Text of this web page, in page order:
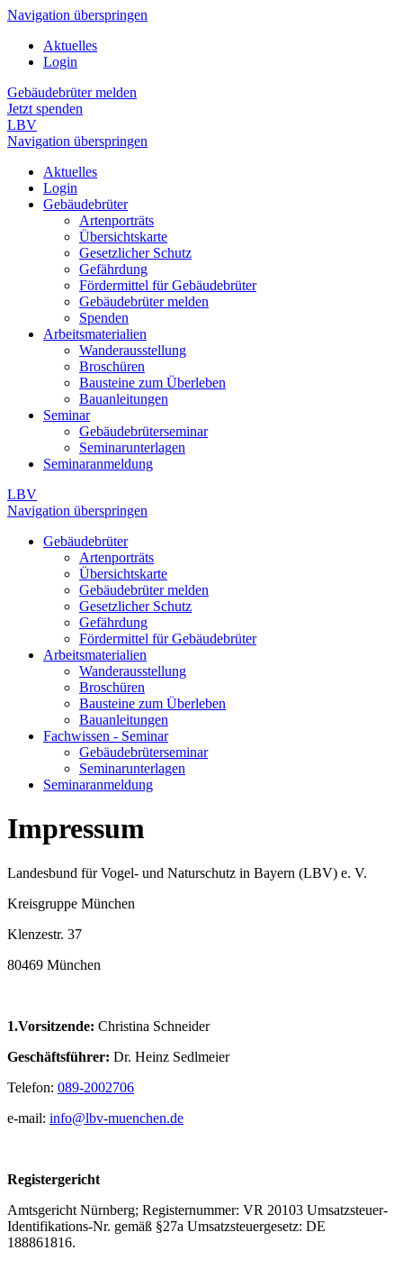
Navigation überspringen
Aktuelles
Login
Gebäudebrüter melden
Jetzt spenden
LBV
Navigation überspringen
Aktuelles
Login
Gebäudebrüter
Artenporträts
Übersichtskarte
Gesetzlicher Schutz
Gefährdung
Fördermittel für Gebäudebrüter
Gebäudebrüter melden
Spenden
Arbeitsmaterialien
Wanderausstellung
Broschüren
Bausteine zum Überleben
Bauanleitungen
Seminar
Gebäudebrüterseminar
Seminarunterlagen
Seminaranmeldung
LBV
Navigation überspringen
Gebäudebrüter
Artenporträts
Übersichtskarte
Gebäudebrüter melden
Gesetzlicher Schutz
Gefährdung
Fördermittel für Gebäudebrüter
Arbeitsmaterialien
Wanderausstellung
Broschüren
Bausteine zum Überleben
Bauanleitungen
Fachwissen - Seminar
Gebäudebrüterseminar
Seminarunterlagen
Seminaranmeldung
Impressum
Landesbund für Vogel- und Naturschutz in Bayern (LBV) e. V.
Kreisgruppe München
Klenzestr. 37
80469 München
1.Vorsitzende: Christina Schneider
Geschäftsführer: Dr. Heinz Sedlmeier
Telefon: 089-2002706
e-mail: info@lbv-muenchen.de
Registergericht
Amtsgericht Nürnberg; Registernummer: VR 20103 Umsatzsteuer-
Identifikations-Nr. gemäß §27a Umsatzsteuergesetz: DE
188861816.